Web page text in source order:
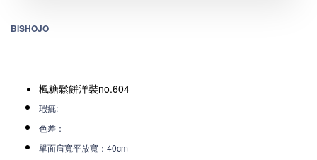
BISHOJO
楓糖鬆餅洋裝no.604
瑕疵:
色差：
單面肩寬平放寬 ：40cm